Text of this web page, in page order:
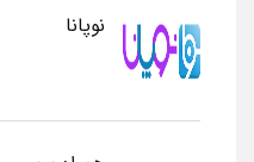
نوپانا